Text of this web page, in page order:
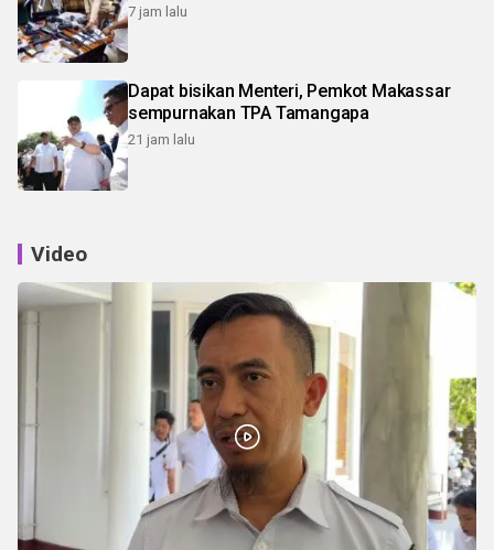
7 jam lalu
Dapat bisikan Menteri, Pemkot Makassar
sempurnakan TPA Tamangapa
21 jam lalu
Video